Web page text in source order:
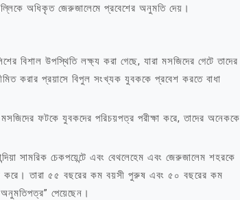
অধিকৃত জেরুজালেমে প্রবেশের অনুমতি দেয়।
বিশাল উপস্থিতি লক্ষ্য করা গেছে, যারা মসজিদের গেটে তাদের
করার প্রয়াসে বিপুল সংখ্যক যুবককে প্রবেশ করতে বাধা
ফটকে যুবকদের পরিচয়পত্র পরীক্ষা করে, তাদের অনেককে
সামরিক চেকপয়েন্টে এবং বেথলেহেম এবং জেরুজালেম শহরকে
করে। তারা ৫৫ বছরের কম বয়সী পুরুষ এবং ৫০ বছরের কম
অনুমতিপত্র” পেয়েছেন।